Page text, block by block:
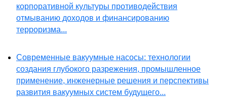
корпоративной культуры противодействия
отмыванию доходов и финансированию
терроризма...
Современные вакуумные насосы: технологии
создания глубокого разрежения, промышленное
применение, инженерные решения и перспективы
развития вакуумных систем будущего...